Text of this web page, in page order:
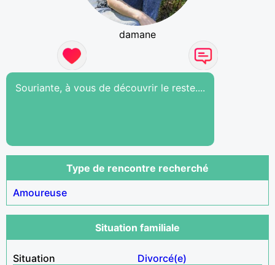
damane
Souriante, à vous de découvrir le reste....
Type de rencontre recherché
Amoureuse
Situation familiale
Situation
Divorcé(e)